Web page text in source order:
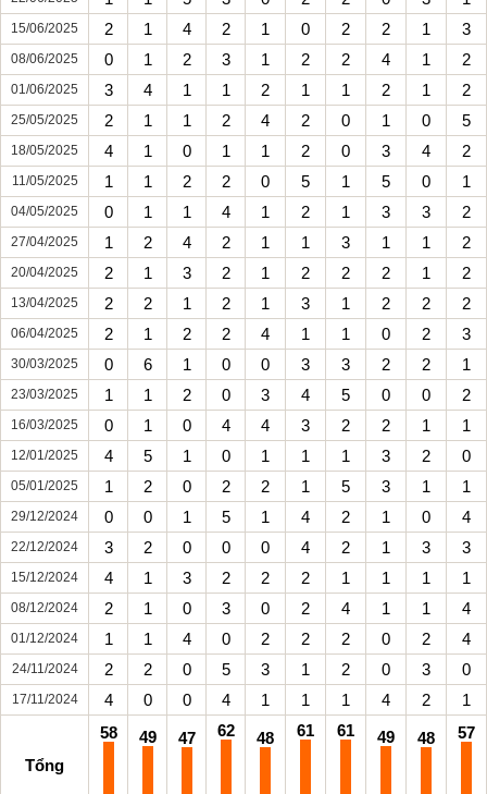
15/06/2025 2 1 4 2 1 0 2 2 1 3
08/06/2025 0 1 2 3 1 2 2 4 1 2
01/06/2025 3 4 1 1 2 1 1 2 1 2
25/05/2025 2 1 1 2 4 2 0 1 0 5
18/05/2025 4 1 0 1 1 2 0 3 4 2
11/05/2025 1 1 2 2 0 5 1 5 0 1
04/05/2025 0 1 1 4 1 2 1 3 3 2
27/04/2025 1 2 4 2 1 1 3 1 1 2
20/04/2025 2 1 3 2 1 2 2 2 1 2
13/04/2025 2 2 1 2 1 3 1 2 2 2
06/04/2025 2 1 2 2 4 1 1 0 2 3
30/03/2025 0 6 1 0 0 3 3 2 2 1
23/03/2025 1 1 2 0 3 4 5 0 0 2
16/03/2025 0 1 0 4 4 3 2 2 1 1
12/01/2025 4 5 1 0 1 1 1 3 2 0
05/01/2025 1 2 0 2 2 1 5 3 1 1
29/12/2024 0 0 1 5 1 4 2 1 0 4
22/12/2024 3 2 0 0 0 4 2 1 3 3
15/12/2024 4 1 3 2 2 2 1 1 1 1
08/12/2024 2 1 0 3 0 2 4 1 1 4
01/12/2024 1 1 4 0 2 2 2 0 2 4
24/11/2024 2 2 0 5 3 1 2 0 3 0
17/11/2024 4 0 0 4 1 1 1 4 2 1
Tổng
58 49 47 62 48 61 61 49 48 57